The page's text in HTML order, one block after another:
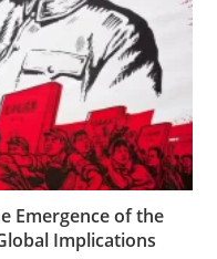
Emergence of the
Implications